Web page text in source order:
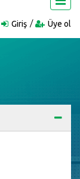
Giriş Üye ol